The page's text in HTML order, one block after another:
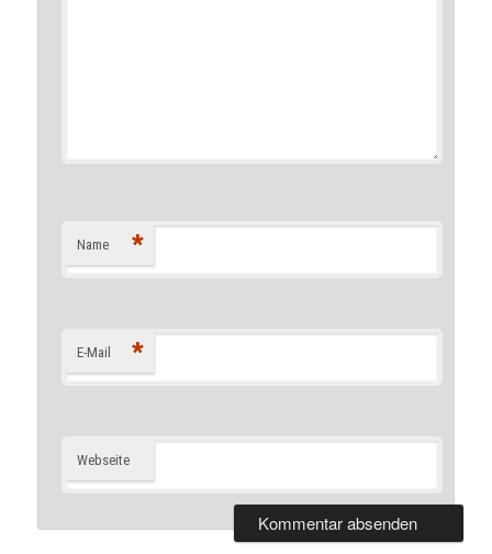
Name *
E-Mail *
Webseite